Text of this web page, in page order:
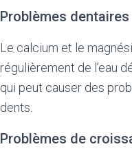
Problèmes dentaires
Le calcium et le
régulièrement de l’eau
qui peut causer des
dents.
Problèmes de